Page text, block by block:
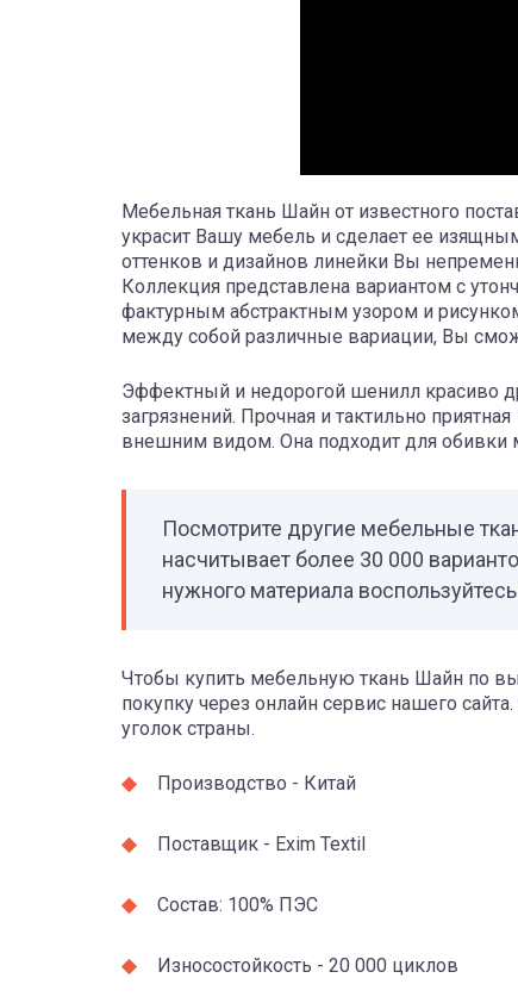
Мебельная ткань Шайн от известного
украсит Вашу мебель и сделает ее
оттенков и дизайнов линейки Вы
Коллекция представлена вариантом с
фактурным абстрактным узором и
между собой различные вариации, Вы
Эффектный и недорогой шенилл красиво
загрязнений. Прочная и тактильно
внешним видом. Она подходит для обивки
Посмотрите другие мебельные
насчитывает более 30 000
нужного материала
Чтобы купить мебельную ткань Шайн по
покупку через онлайн сервис нашего
уголок страны.
Производство - Китай
Поставщик - Exim Textil
Состав: 100% ПЭС
Износостойкость - 20 000 циклов